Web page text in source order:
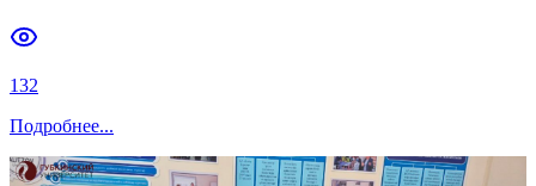
132
Подробнее...